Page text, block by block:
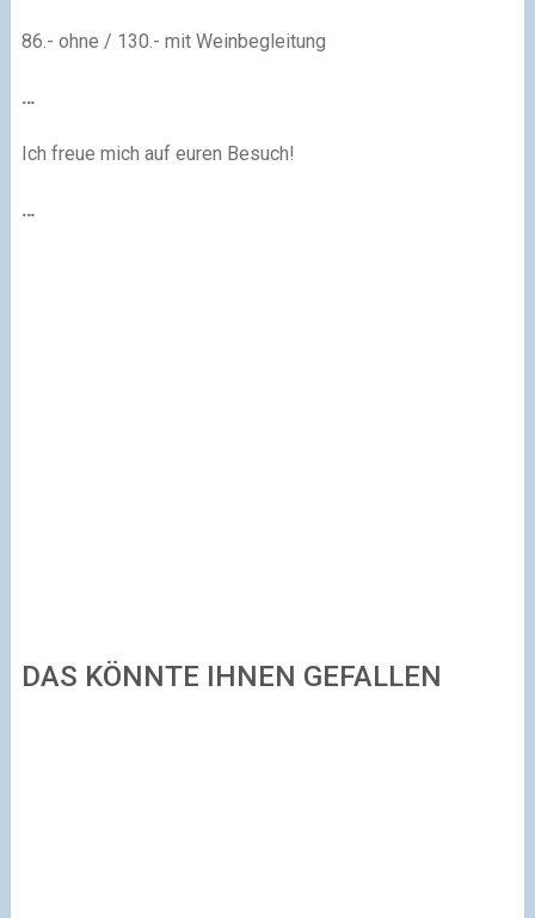
86.- ohne / 130.- mit Weinbegleitung
…
Ich freue mich auf euren Besuch!
…
DAS KÖNNTE IHNEN GEFALLEN